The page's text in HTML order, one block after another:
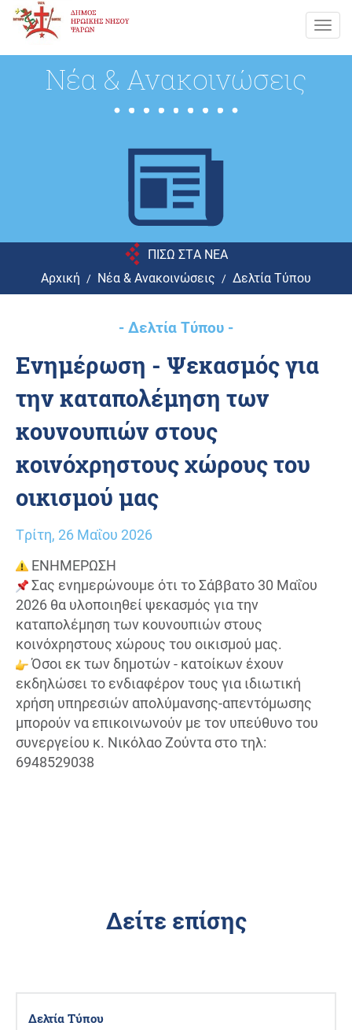
Νέα & Ανακοινώσεις
ΠΙΣΩ ΣΤA NEA
Αρχική
Νέα & Ανακοινώσεις Δελτία Τύπου
- Δελτία Τύπου -
Ενημέρωση - Ψεκασμός για
την καταπολέμηση των
κουνουπιών στους
κοινόχρηστους χώρους του
οικισμού μας
Τρίτη, 26 Μαΐου 2026
ΕΝΗΜΕΡΩΣΗ
Σας ενημερώνουμε ότι το Σάββατο 30 Μαΐου
2026 θα υλοποιηθεί ψεκασμός για την
καταπολέμηση των κουνουπιών στους
κοινόχρηστους χώρους του οικισμού μας.
Όσοι εκ των δημοτών - κατοίκων έχουν
εκδηλώσει το ενδιαφέρον τους για ιδιωτική
χρήση υπηρεσιών απολύμανσης-απεντόμωσης
μπορούν να επικοινωνούν με τον υπεύθυνο του
συνεργείου κ. Νικόλαο Ζούντα στο τηλ:
6948529038
Δείτε επίσης
Δελτία Τύπου